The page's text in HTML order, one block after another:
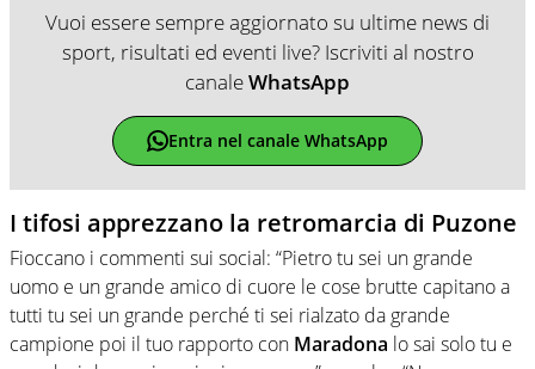
Vuoi essere sempre aggiornato su ultime news di
sport, risultati ed eventi live? Iscriviti al nostro
canaleWhatsApp
Entra nel canale WhatsApp
I tifosi apprezzano la retromarcia di Puzone
Fioccano i commenti sui social: “Pietro tu sei un grande
uomo e un grande amico di cuore le cose brutte capitano a
tutti tu sei un grande perché ti sei rialzato da grande
campione poi il tuo rapporto con Maradona lo sai solo tu e